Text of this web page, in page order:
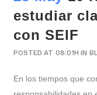
estudiar
con SEIF
POSTED AT 08:01H IN
En los tiempos que